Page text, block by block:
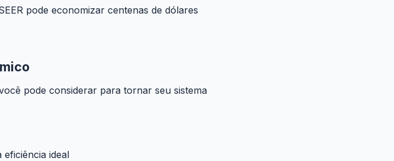
pode economizar centenas de dólares
pode considerar para tornar seu sistema
ideal